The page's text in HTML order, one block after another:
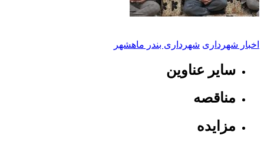
اخبار شهرداری شهرداری بندر ماهشهر
سایر عناوین
مناقصه
مزایده